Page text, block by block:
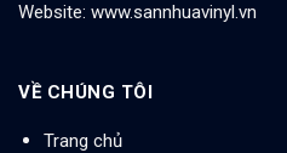
Website: www.sannhuavinyl.vn
VỀ CHÚNG TÔI
Trang chủ